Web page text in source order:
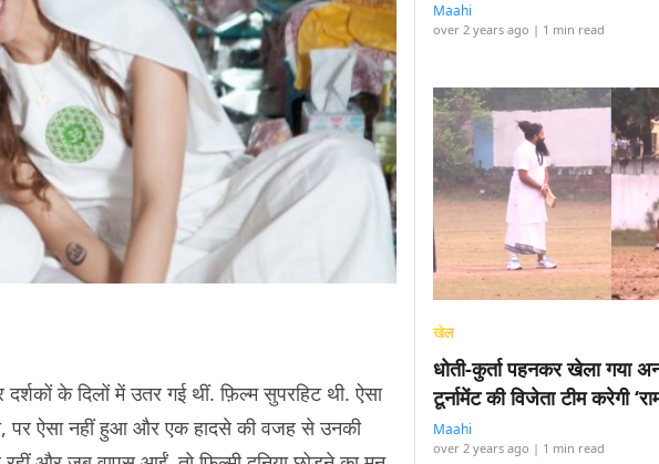
के दिलों में उतर गई थीं. फ़िल्म सुपरहिट थी. ऐसा
पर ऐसा नहीं हुआ और एक हादसे की वजह से उनकी
Maahi
over 2 years ago | 1 min read
खेल
धोती-कुर्ता पहनकर खेला गया
टूर्नामेंट की विजेता टीम करेगी
Maahi
over 2 years ago | 1 min read